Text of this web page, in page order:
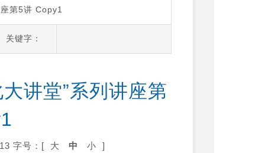
第5讲 Copy1
关键字：
讲堂”系列讲座第
字号：[ 大 中 小 ]